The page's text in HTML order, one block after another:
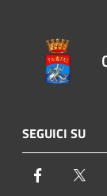
SEGUICI SU
Facebook